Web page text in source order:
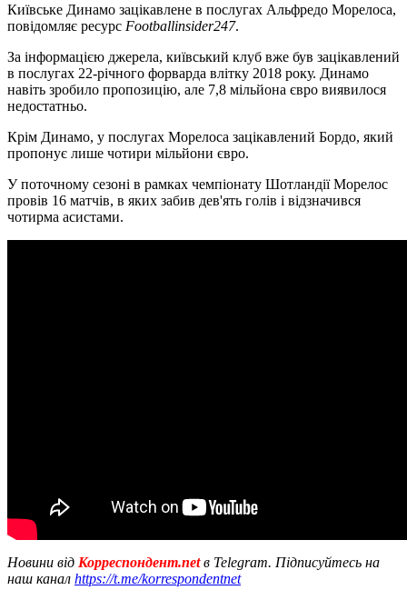
Київське Динамо зацікавлене в послугах Альфредо Морелоса,
повідомляє ресурс Footballinsider247.
За інформацією джерела, київський клуб вже був зацікавлений
в послугах 22-річного форварда влітку 2018 року. Динамо
навіть зробило пропозицію, але 7,8 мільйона євро виявилося
недостатньо.
Крім Динамо, у послугах Морелоса зацікавлений Бордо, який
пропонує лише чотири мільйони євро.
У поточному сезоні в рамках чемпіонату Шотландії Морелос
провів 16 матчів, в яких забив дев'ять голів і відзначився
чотирма асистами.
Новини від Корреспондент.netв Telegram. Підписуйтесь на
наш канал https://t.me/korrespondentnet